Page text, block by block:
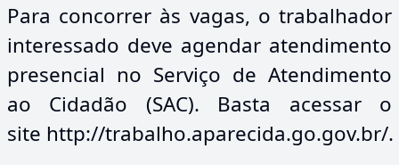
Para concorrer às vagas, o trabalhador
interessado deve agendar atendimento
presencial no Serviço de Atendimento
ao Cidadão (SAC). Basta acessar o
site http://trabalho.aparecida.go.gov.br/.